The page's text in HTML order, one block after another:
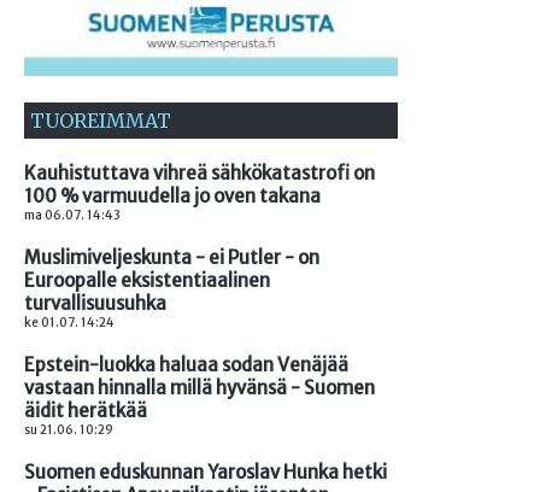
TUOREIMMAT
Kauhistuttava vihreä sähkökatastrofi on
100 % varmuudella jo oven takana
ma 06.07. 14:43
Muslimiveljeskunta - ei Putler - on
Euroopalle eksistentiaalinen
turvallisuusuhka
ke 01.07. 14:24
Epstein-luokka haluaa sodan Venäjää
vastaan hinnalla millä hyvänsä - Suomen
äidit herätkää
su 21.06. 10:29
Suomen eduskunnan Yaroslav Hunka hetki